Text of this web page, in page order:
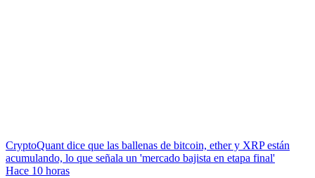
CryptoQuant dice que las ballenas de bitcoin, ether y XRP están
acumulando, lo que señala un 'mercado bajista en etapa final'
Hace 10 horas